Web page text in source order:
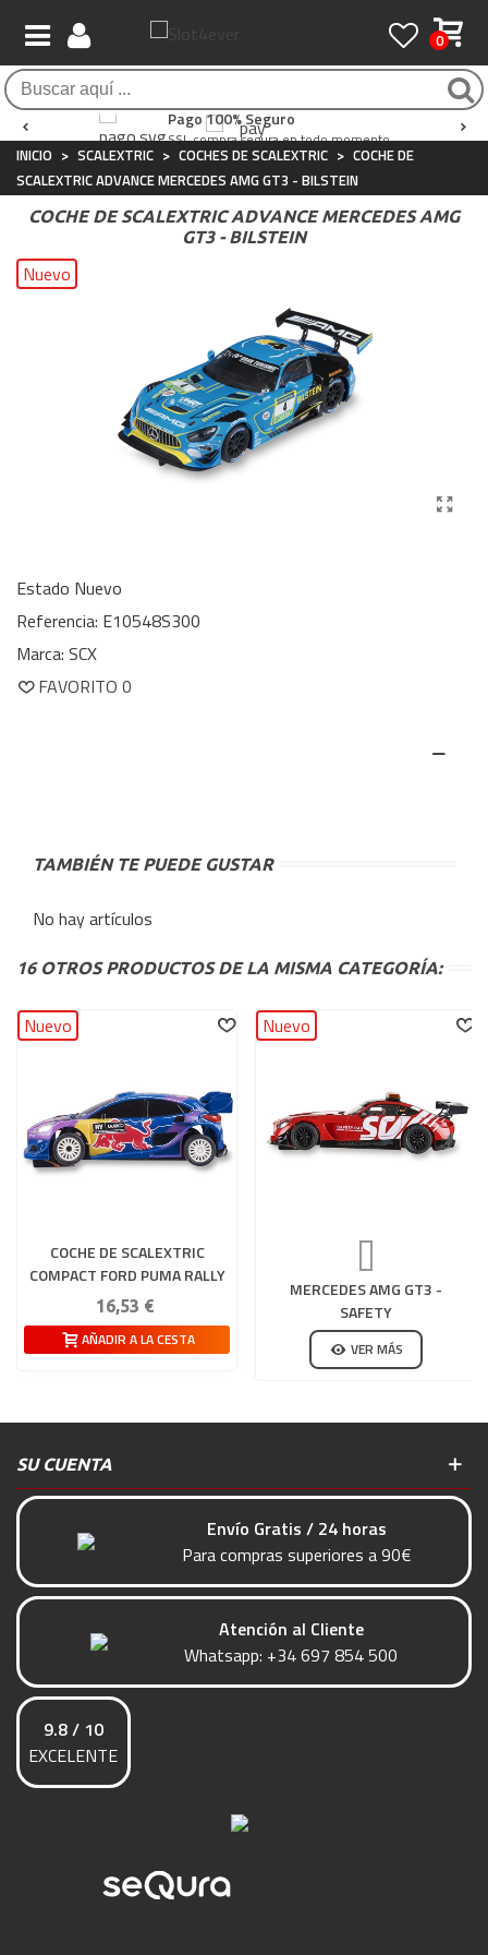
0
Atención al Cliente
Whatsapp+34 697 854 500
Envío Gratis / 24 horas
Para compras superiores a 90€
Pago 100% Seguro
SSL compra segura en todo momento
INICIO > SCALEXTRIC > COCHES DE SCALEXTRIC > COCHE DE
SCALEXTRIC ADVANCE MERCEDES AMG GT3 - BILSTEIN
COCHE DE SCALEXTRIC ADVANCE MERCEDES AMG
GT3 - BILSTEIN
Nuevo
Estado Nuevo
Referencia: E10548S300
Marca: SCX
FAVORITO 0
TAMBIÉN TE PUEDE GUSTAR
No hay artículos
16 OTROS PRODUCTOS DE LA MISMA CATEGORÍA:
Nuevo
COCHE DE SCALEXTRIC
COMPACT FORD PUMA RALLY
1 WRC - MONTECARLO
16,53 €
AÑADIR A LA CESTA
Nuevo
MERCEDES AMG GT3 -
SAFETY
VER MÁS
SU CUENTA
Envío Gratis / 24 horas
Para compras superiores a 90€
Atención al Cliente
Whatsapp: +34 697 854 500
9.8 / 10
EXCELENTE